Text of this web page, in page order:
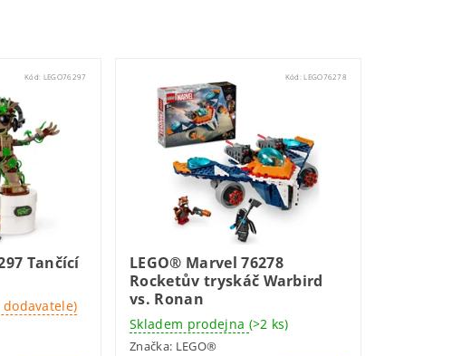
Kód: LEGO76297
Tančící
Kód:LEGO76278
LEGO® Marvel 76278
Rocketův tryskáč Warbird
vs. Ronan
Skladem prodejna (>2 ks)
Značka: LEGO®